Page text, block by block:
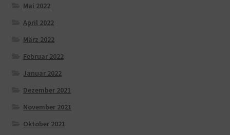
Mai 2022
April 2022
März 2022
Februar 2022
Januar 2022
Dezember 2021
November 2021
Oktober 2021